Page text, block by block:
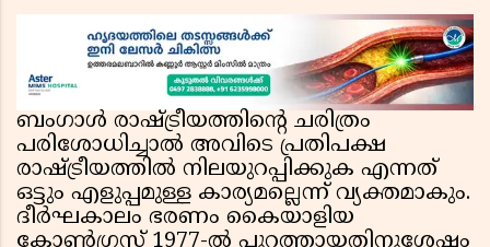
ബംഗാൾ രാഷ്ട്രീയത്തിൻ്റെ ചരിത്രം
പരിശോധിച്ചാൽ അവിടെ പ്രതിപക്ഷ
രാഷ്ട്രീയത്തിൽ നിലയുറപ്പിക്കുക എന്നത്
ഒട്ടും എളുപ്പമുള്ള കാര്യമല്ലെന്ന് വ്യക്തമാകും.
ദീർഘകാലം ഭരണം കൈയാളിയ